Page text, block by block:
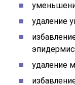
удаление
удаление